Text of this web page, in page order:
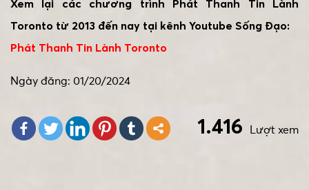
Xem lại các chương trình Phát Thanh Tin Lành
Toronto từ 2013 đến nay tại kênh Youtube Sống Đạo:
Phát Thanh Tin Lành Toronto
Ngày đăng: 01/20/2024
Lượt xem
1.416